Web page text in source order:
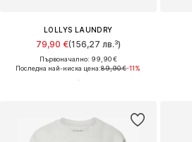
LOLLYS LAUNDRY
79,90 €(156,27 лв.³)
Първоначално: 99,90 €
Последна най-ниска цена:89,90 €-11%